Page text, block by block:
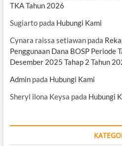
TKA Tahun 2026
Sugiartopada Hubungi Kami
Cynara raissa setiawanpada
Penggunaan Dana BOSP Periode
Desember 2025 Tahap 2 Tahun
Adminpada Hubungi Kami
Sheryl ilona Keysa pada Hubungi